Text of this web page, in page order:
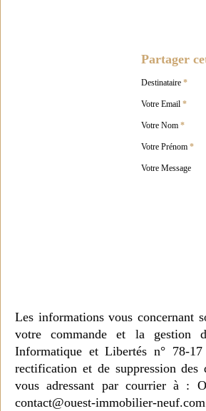
Partager
Destinataire *
Votre Email *
Votre Nom *
Votre Prénom *
Votre Message
Les informations vous concernant
votre commande et la gestion
Informatique et Libertés n° 78-
rectification et de suppression des
vous adressant par courrier à :
contact@ouest-immobilier-